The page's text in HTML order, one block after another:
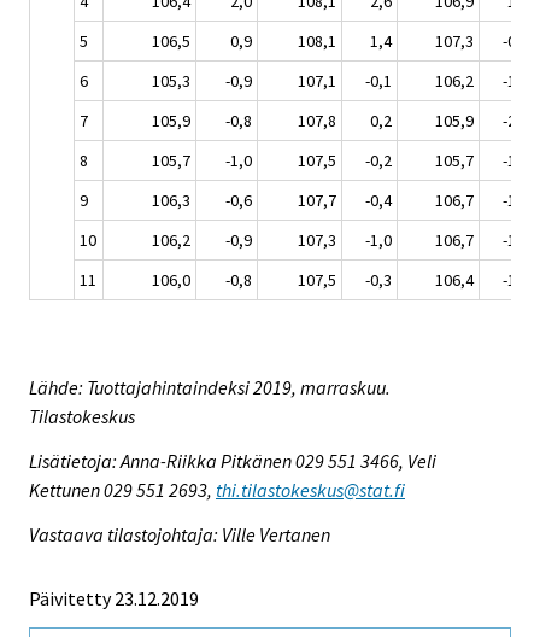
5
106,5 0,9 108,1 1,4 107,3
-0,1
6
105,3 -0,9 107,1 -0,1 106,2
-1,5
7
105,9 -0,8 107,8 0,2 105,9
-2,0
8
105,7 -1,0 107,5 -0,2 105,7
-1,8
9
106,3 -0,6 107,7 -0,4 106,7
-1,2
10
106,2 -0,9 107,3 -1,0 106,7
-1,5
11
106,0 -0,8 107,5 -0,3 106,4 -1,0
Lähde: Tuottajahintaindeksi 2019, marraskuu.
Tilastokeskus
Lisätietoja: Anna-Riikka Pitkänen 029 551 3466, Veli
Kettunen 029 551 2693, thi.tilastokeskus@stat.fi
Vastaava tilastojohtaja: Ville Vertanen
Päivitetty 23.12.2019